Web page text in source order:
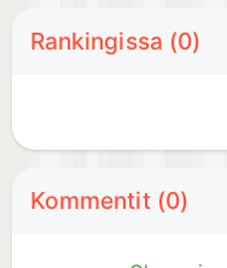
Rankingissa (0)
Kommentit (0)